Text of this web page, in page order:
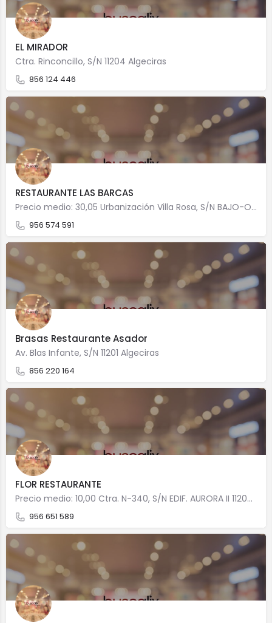
EL MIRADOR
Ctra. Rinconcillo, S/N 11204 Algeciras
856 124 446
RESTAURANTE LAS BARCAS
Precio medio: 30,05 Urbanización Villa Rosa, S/N BAJO-O(FRENTE CAMPO GOLF) 11207 Algeciras
956 574 591
Brasas Restaurante Asador
Av. Blas Infante, S/N 11201 Algeciras
856 220 164
FLOR RESTAURANTE
Precio medio: 10,00 Ctra. N-340, S/N EDIF. AURORA II 11203 Algeciras
956 651 589